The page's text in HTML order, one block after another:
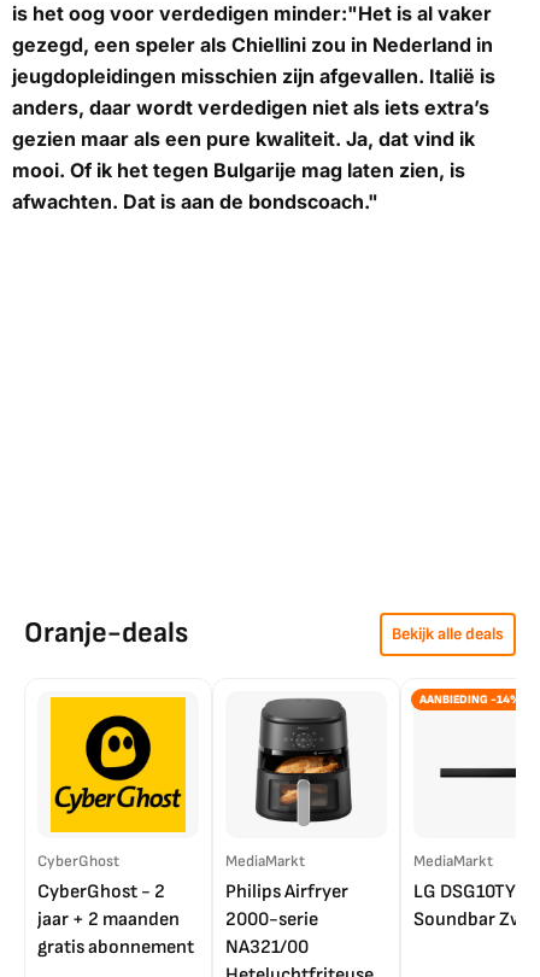
is het oog voor verdedigen minder:"Het is al vaker
gezegd, een speler als Chiellini zou in Nederland in
jeugdopleidingen misschien zijn afgevallen. Italië is
anders, daar wordt verdedigen niet als iets extra’s
gezien maar als een pure kwaliteit. Ja, dat vind ik
mooi. Of ik het tegen Bulgarije mag laten zien, is
afwachten. Dat is aan de bondscoach."
Oranje-deals Bekijk alle deals
CyberGhost
CyberGhost - 2
jaar + 2 maanden
gratis abonnement
MediaMarkt
Philips Airfryer
2000-serie
NA321/00
AANBIEDING -14%
MediaMarkt
LG DSG10TY
Soundbar